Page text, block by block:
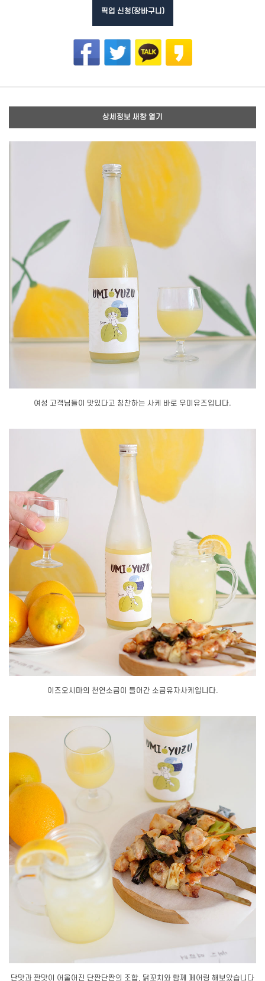
픽업 신청(장바구니)
상세정보 새창 열기
여성 고객님들이 맛있다고 칭찬하는 사케 바로 우미유즈입니다.
이즈오시마의 천연소금이 들어간 소금유자사케입니다.
단맛과 짠맛이 어울어진 단짠단짠의 조합, 닭꼬치와 함께 페어링 해보았습니다